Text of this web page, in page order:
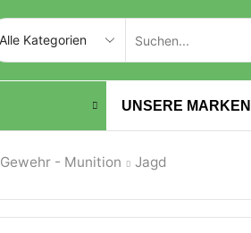
UNSERE MARKEN
Gewehr - Munition Jagd